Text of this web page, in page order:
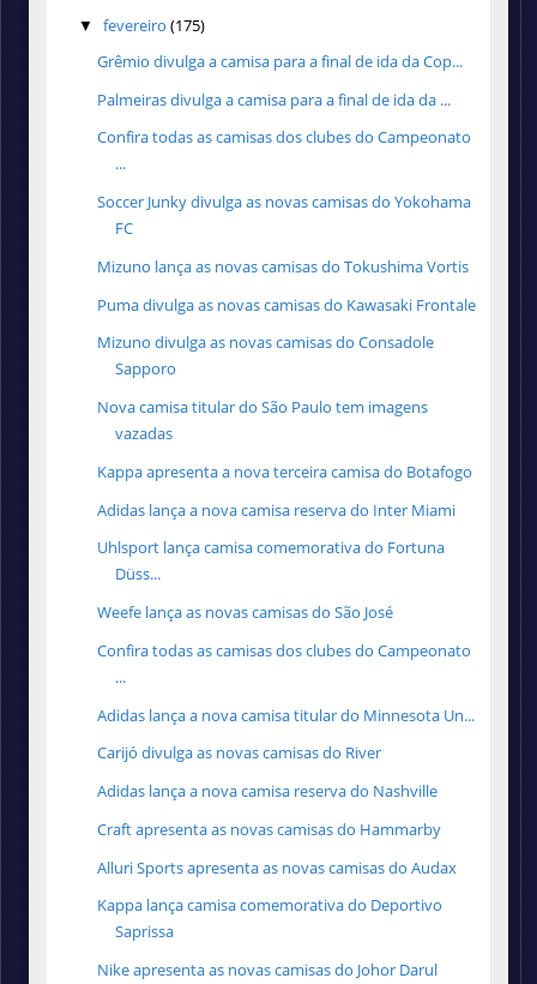
▼ fevereiro (175)
Grêmio divulga a camisa para a final de ida da Cop...
Palmeiras divulga a camisa para a final de ida da ...
Confira todas as camisas dos clubes do Campeonato
...
Soccer Junky divulga as novas camisas do Yokohama
FC
Mizuno lança as novas camisas do Tokushima Vortis
Puma divulga as novas camisas do Kawasaki Frontale
Mizuno divulga as novas camisas do Consadole
Sapporo
Nova camisa titular do São Paulo tem imagens
vazadas
Kappa apresenta a nova terceira camisa do Botafogo
Adidas lança a nova camisa reserva do Inter Miami
Uhlsport lança camisa comemorativa do Fortuna
Düss...
Weefe lança as novas camisas do São José
Confira todas as camisas dos clubes do Campeonato
...
Adidas lança a nova camisa titular do Minnesota Un...
Carijó divulga as novas camisas do River
Adidas lança a nova camisa reserva do Nashville
Craft apresenta as novas camisas do Hammarby
Alluri Sports apresenta as novas camisas do Audax
Kappa lança camisa comemorativa do Deportivo
Saprissa
Nike apresenta as novas camisas do Johor Darul